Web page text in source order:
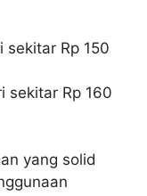
sekitar Rp 150
sekitar Rp 160
yang solid